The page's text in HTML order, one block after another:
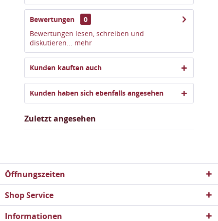
Bewertungen
0
Bewertungen lesen, schreiben und
diskutieren... mehr
Kunden kauften auch
Kunden haben sich ebenfalls angesehen
Zuletzt angesehen
Öffnungszeiten
Shop Service
Informationen